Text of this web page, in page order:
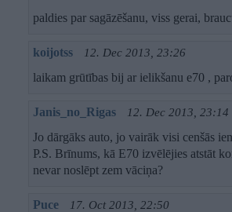
paldies par sagāzēšanu, viss gerai,
koijotss 12. Dec 2013, 23:26
laikam grūtības bij ar ielikšanu e70 ,
Janis_no_Rigas 12. Dec 2013, 23:14
Jo dārgāks auto, jo vairāk visi cenšās
P.S. Brīnums, kā E70 izvēlējies atstāt
nevar noslēpt zem vāciņa?
Puce 17. Oct 2013, 22:50